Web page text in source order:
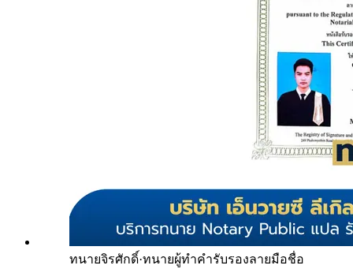
ทนายจิรศักดิ์·ทนายผู้ทำคำรับรองลายมือชื่อ